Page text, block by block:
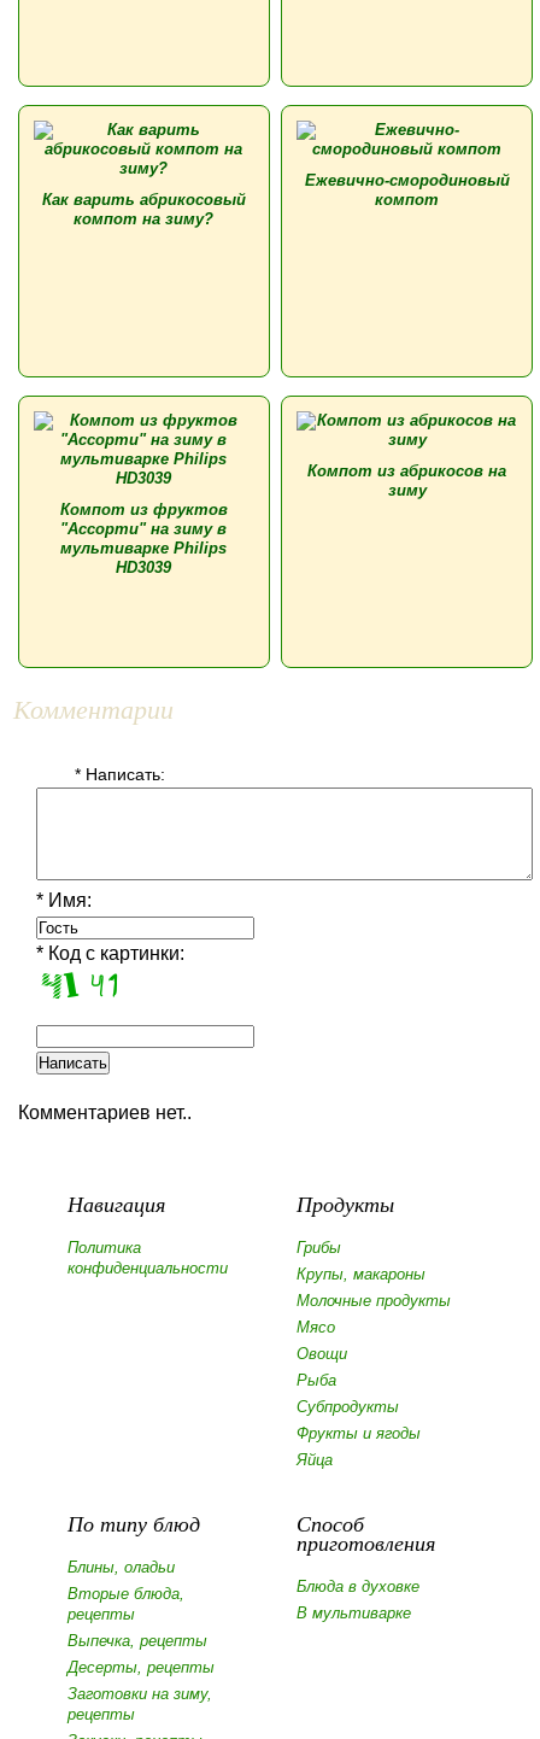
Как варить абрикосовый
компот на зиму?
Ежевично-смородиновый
компот
Компот из фруктов
"Ассорти" на зиму в
мультиварке Philips
HD3039
Компот из абрикосов на
зиму
Комментарии
* Написать:
* Имя:
* Код с картинки:
Комментариев нет..
Навигация
Политика
конфиденциальности
Продукты
Грибы
Крупы, макароны
Молочные продукты
Мясо
Овощи
Рыба
Субпродукты
Фрукты и ягоды
Яйца
По типу блюд
Блины, оладьи
Вторые блюда,
рецепты
Выпечка, рецепты
Десерты, рецепты
Заготовки на зиму,
рецепты
Способ
приготовления
Блюда в духовке
В мультиварке